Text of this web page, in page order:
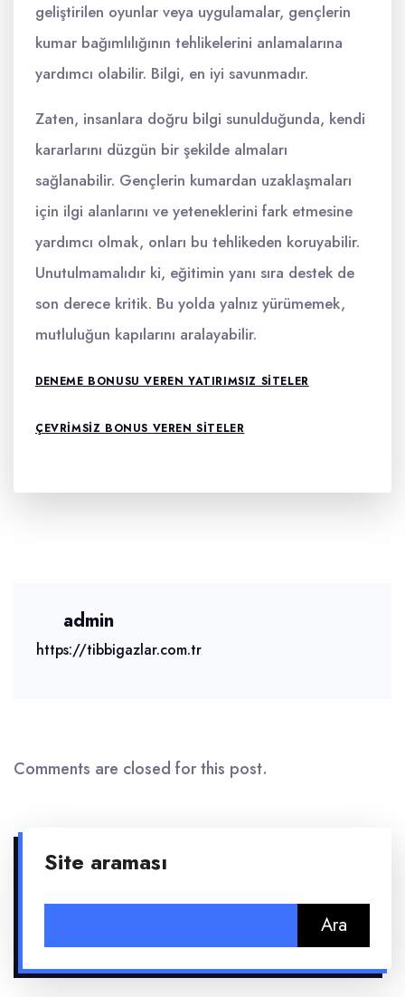
geliştirilen oyunlar veya uygulamalar, gençlerin
kumar bağımlılığının tehlikelerini anlamalarına
yardımcı olabilir. Bilgi, en iyi savunmadır.
Zaten, insanlara doğru bilgi sunulduğunda, kendi
kararlarını düzgün bir şekilde almaları
sağlanabilir. Gençlerin kumardan uzaklaşmaları
için ilgi alanlarını ve yeteneklerini fark etmesine
yardımcı olmak, onları bu tehlikeden koruyabilir.
Unutulmamalıdır ki, eğitimin yanı sıra destek de
son derece kritik. Bu yolda yalnız yürümemek,
mutluluğun kapılarını aralayabilir.
DENEME BONUSU VEREN YATIRIMSIZ SITELER
ÇEVRIMSIZ BONUS VEREN SITELER
admin
https://tibbigazlar.com.tr
Comments are closed for this post.
Site araması